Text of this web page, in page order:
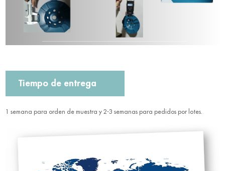
Tiempo de entrega
1 semana para orden de muestra y 2-3 semanas para pedidos por lotes.